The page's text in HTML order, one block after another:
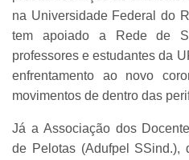
na Universidade Federal do
tem apoiado a Rede de
professores e estudantes da
enfrentamento ao novo
movimentos de dentro das
Já a Associação dos
de Pelotas (Adufpel SSind.),